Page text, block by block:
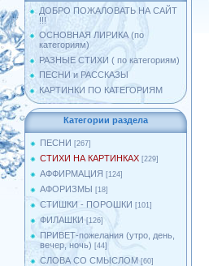
ДОБРО ПОЖАЛОВАТЬ НА САЙТ
!!!
ОСНОВНАЯ ЛИРИКА (по
категориям)
РАЗНЫЕ СТИХИ ( по категориям)
ПЕСНИ и РАССКАЗЫ
КАРТИНКИ ПО КАТЕГОРИЯМ
Категории раздела
ПЕСНИ [267]
СТИХИ НА КАРТИНКАХ [229]
АФФИРМАЦИЯ [124]
АФОРИЗМЫ [18]
СТИШКИ - ПОРОШКИ [101]
ФИЛАШКИ [126]
ПРИВЕТ-пожелания (утро, день,
вечер, ночь) [44]
СЛОВА СО СМЫСЛОМ [60]